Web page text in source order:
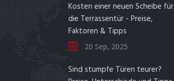
Kosten einer neuen Scheibe für
die Terrassentür - Preise,
Faktoren & Tipps
20 Sep, 2025
Sind stumpfe Türen teurer?